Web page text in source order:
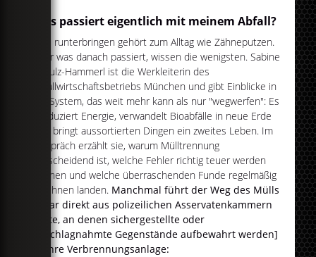
Was passiert eigentlich mit meinem Abfall?
Müll runterbringen gehört zum Alltag wie Zähneputzen.
Aber was danach passiert, wissen die wenigsten. Sabine
Schulz-Hammerl ist die Werkleiterin des
Abfallwirtschaftsbetriebs München und gibt Einblicke in
ein System, das weit mehr kann als nur "wegwerfen": Es
produziert Energie, verwandelt Bioabfälle in neue Erde
und bringt aussortierten Dingen ein zweites Leben. Im
Gespräch erzählt sie, warum Mülltrennung
entscheidend ist, welche Fehler richtig teuer werden
können und welche überraschenden Funde regelmäßig
bei ihnen landen. Manchmal führt der Weg des Mülls
sogar direkt aus polizeilichen Asservatenkammern
[Orte, an denen sichergestellte oder
beschlagnahmte Gegenstände aufbewahrt werden]
in ihre Verbrennungsanlage: